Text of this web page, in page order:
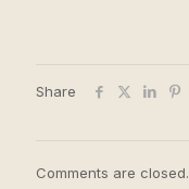
Share
Comments are closed.